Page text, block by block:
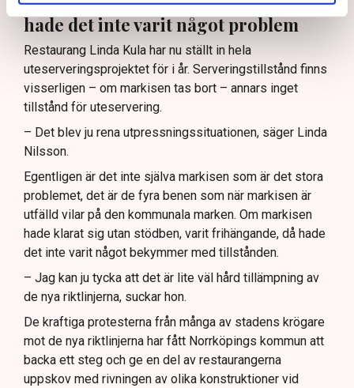
Hade markisen varit frihängande
hade det inte varit något problem
Restaurang Linda Kula har nu ställt in hela
uteserveringsprojektet för i år. Serveringstillstånd finns
visserligen – om markisen tas bort – annars inget
tillstånd för uteservering.
– Det blev ju rena utpressningssituationen, säger Linda
Nilsson.
Egentligen är det inte själva markisen som är det stora
problemet, det är de fyra benen som när markisen är
utfälld vilar på den kommunala marken. Om markisen
hade klarat sig utan stödben, varit frihängande, då hade
det inte varit något bekymmer med tillstånden.
– Jag kan ju tycka att det är lite väl hård tillämpning av
de nya riktlinjerna, suckar hon.
De kraftiga protesterna från många av stadens krögare
mot de nya riktlinjerna har fått Norrköpings kommun att
backa ett steg och ge en del av restaurangerna
uppskov med rivningen av olika konstruktioner vid